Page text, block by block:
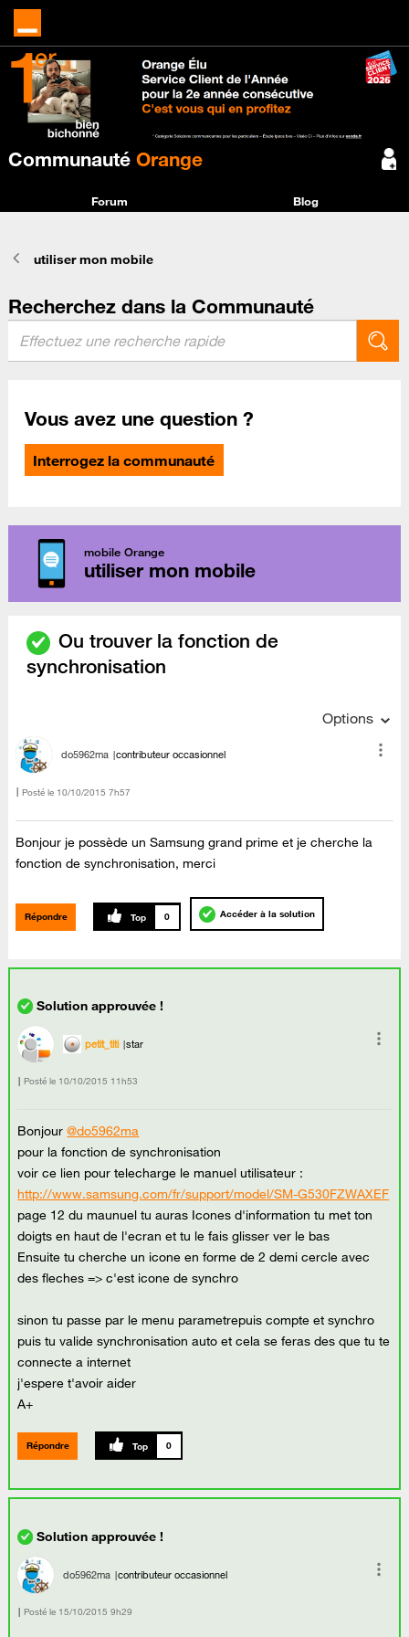
Communauté Orange
Forum Blog
utiliser mon mobile
Recherchez dans la Communauté
Vous avez une question ?
Interrogez la communauté
mobile Orange
utiliser mon mobile
Ou trouver la fonction de
synchronisation
Options
do5962ma contributeur occasionnel
Posté le ‎10/10/2015 7h57
Bonjour je possède un Samsung grand prime et je cherche la
fonction de synchronisation, merci
Répondre 0 Accéder à la solution
petit_titi star
Posté le ‎10/10/2015 11h53
Bonjour@do5962ma
pour la fonction de synchronisation
voir ce lien pour telecharge le manuel utilisateur :
http://www.samsung.com/fr/support/model/SM-G530FZWAXEF
page 12 du maunuel tu auras Icones d'information tu met ton
doigts en haut de l'ecran et tu le fais glisser ver le bas
Ensuite tu cherche un icone en forme de 2 demi cercle avec
des fleches => c'est icone de synchro
sinon tu passe par le menu parametrepuis compte et synchro
puis tu valide synchronisation auto et cela se feras des que tu te
connecte a internet
j'espere t'avoir aider
A+
Répondre 0
do5962ma contributeur occasionnel
Posté le ‎15/10/2015 9h29